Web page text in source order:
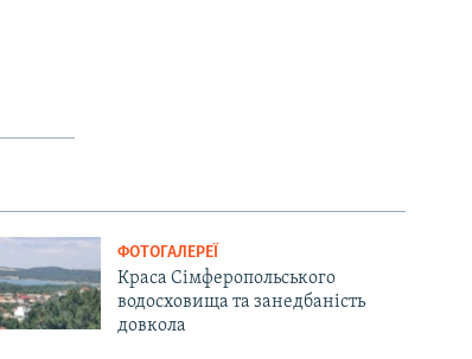
ФОТОГАЛЕРЕЇ
Краса Сімферопольського
водосховища та занедбаність
довкола